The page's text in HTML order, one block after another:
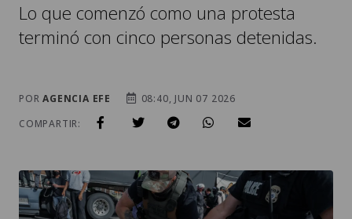
Lo que comenzó como una protesta
terminó con cinco personas detenidas.
PORAGENCIA EFE
08:40, JUN 07 2026
COMPARTIR: